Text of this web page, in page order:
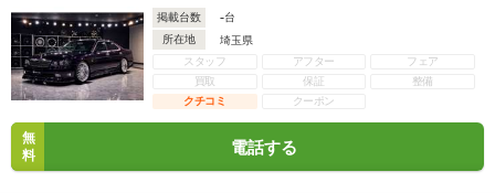
掲載台数 -台
所在地
埼玉県
スタッフ
アフター
フェア
買取
保証
整備
クチコミ
クーポン
無
料
電話する